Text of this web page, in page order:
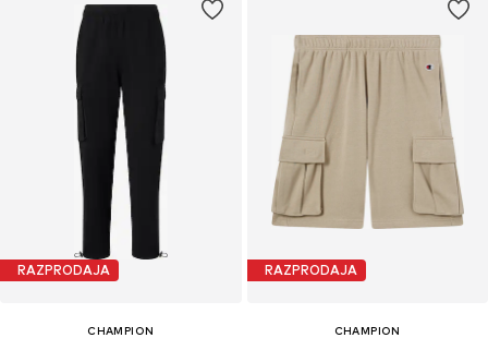
RAZPRODAJA
CHAMPION
RAZPRODAJA
CHAMPION